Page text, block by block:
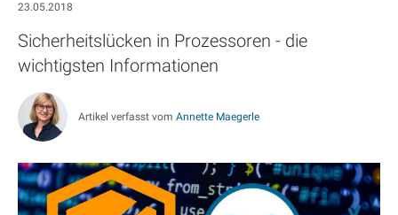
23.05.2018
Sicherheitslücken in Prozessoren - die
wichtigsten Informationen
Artikel verfasst vom Annette Maegerle